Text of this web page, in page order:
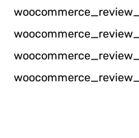
u
n
t
u